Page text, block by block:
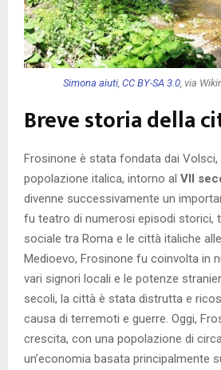
Simona aiuti, CC BY-SA 3.0, via
Breve storia della
Frosinone è stata fondata dai Volsci,
popolazione italica, intorno al VII
divenne successivamente un
fu teatro di numerosi episodi storici,
sociale tra Roma e le città italiche
Medioevo, Frosinone fu coinvolta in
vari signori locali e le potenze
secoli, la città è stata distrutta e
causa di terremoti e guerre. Oggi,
crescita, con una popolazione di
un’economia basata principalmente